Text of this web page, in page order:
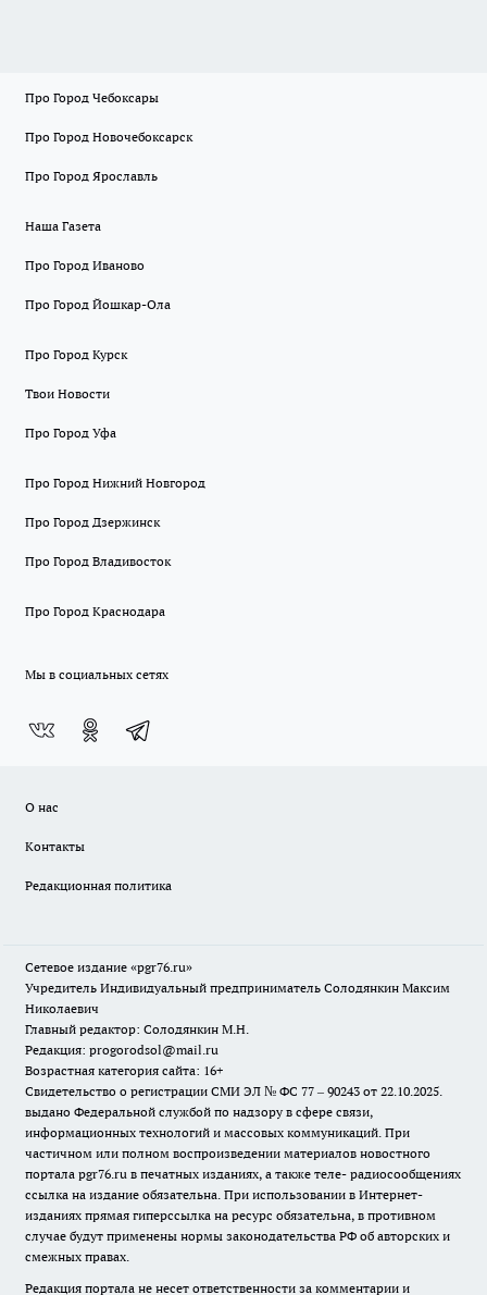
Про Город Чебоксары
Про Город Новочебоксарск
Про Город Ярославль
Наша Газета
Про Город Иваново
Про Город Йошкар-Ола
Про Город Курск
Твои Новости
Про Город Уфа
Про Город Нижний Новгород
Про Город Дзержинск
Про Город Владивосток
Про Город Краснодара
Мы в социальных сетях
О нас
Контакты
Редакционная политика
Сетевое издание «pgr76.ru»
Учредитель Индивидуальный предприниматель Солодянкин Максим
Николаевич
Главный редактор: Солодянкин М.Н.
Редакция: progorodsol@mail.ru
Возрастная категория сайта: 16+
Свидетельство о регистрации СМИ ЭЛ № ФС 77 – 90243 от 22.10.2025.
выдано Федеральной службой по надзору в сфере связи,
информационных технологий и массовых коммуникаций. При
частичном или полном воспроизведении материалов новостного
портала pgr76.ru в печатных изданиях, а также теле- радиосообщениях
ссылка на издание обязательна. При использовании в Интернет-
изданиях прямая гиперссылка на ресурс обязательна, в противном
случае будут применены нормы законодательства РФ об авторских и
смежных правах.
Редакция портала не несет ответственности за комментарии и